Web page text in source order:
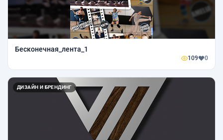
Бесконечная_лента_1
109 0
ДИЗАЙН И БРЕНДИНГ